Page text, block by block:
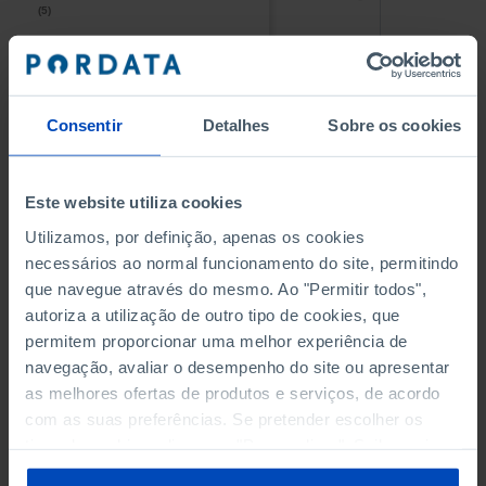
Consentir Detalhes Sobre os cookies
Este website utiliza cookies
Utilizamos, por definição, apenas os cookies
necessários ao normal funcionamento do site, permitindo
que navegue através do mesmo. Ao "Permitir todos",
autoriza a utilização de outro tipo de cookies, que
permitem proporcionar uma melhor experiência de
navegação, avaliar o desempenho do site ou apresentar
as melhores ofertas de produtos e serviços, de acordo
com as suas preferências. Se pretender escolher os
sobre cookies através da gestão de preferências ou da
(5)
(5)
PESSOAL AO SERVIÇO NAS
PESSOAL AO SERVIÇO NAS
DO MUNICÍPIO (%)
Empresas não financeiras
DO MUNICÍPIO (%)
Empresas não financeiras
VOLUME DE NEGÓCIOS DAS
QUATRO MAIORES EMPRESAS
DO MUNICÍPIO (%)
VOLUME DE NEGÓCIOS DAS
QUATRO MAIORES EMPRESAS
DO MUNICÍPIO (%)
-
BANCOS, CAIXAS ECONÓMICAS
BANCOS, CAIXAS ECONÓMICAS
CAIXAS DE CRÉDITO AGRÍCOLA
CAIXAS DE CRÉDITO AGRÍCOLA